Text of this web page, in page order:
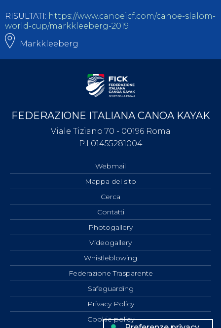
RISULTATI: https://www.canoeicf.com/canoe-slalom-
world-cup/markkleeberg-2019
Markkleeberg
FEDERAZIONE ITALIANA CANOA KAYAK
Viale Tiziano 70 - 00196 Roma
P.I 01455281004
Webmail
Mappa del sito
Cerca
Contatti
Photogallery
Videogallery
Whistleblowing
Federazione Trasparente
Safeguarding
Privacy Policy
Cookie policy